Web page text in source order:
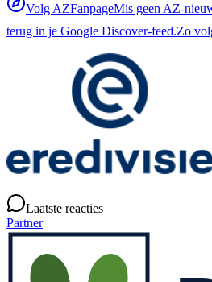
Volg AZFanpageMis geen AZ-
terug in je Google Discover-feed.Zo
Laatste reacties
Partner